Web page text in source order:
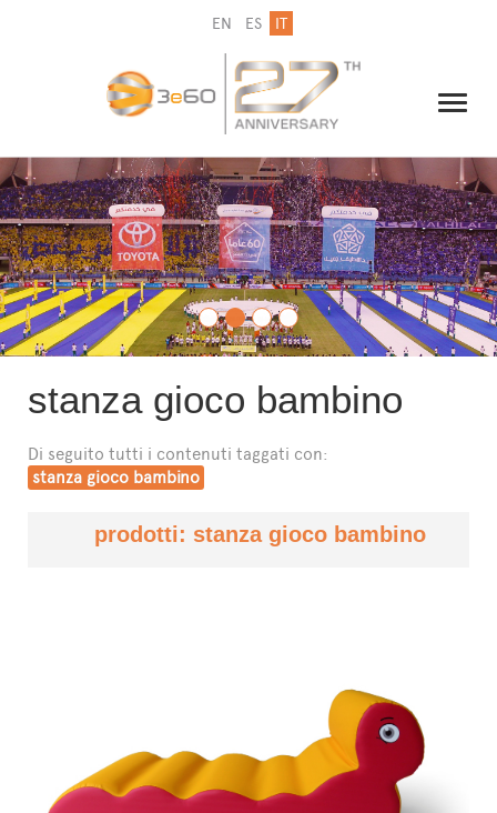
EN ES IT
IL GRUPPO
NEWSLETTER
CONTATTI
stanza gioco bambino
Di seguito tutti i contenuti taggati con:
stanza gioco bambino
prodotti: stanza gioco bambino